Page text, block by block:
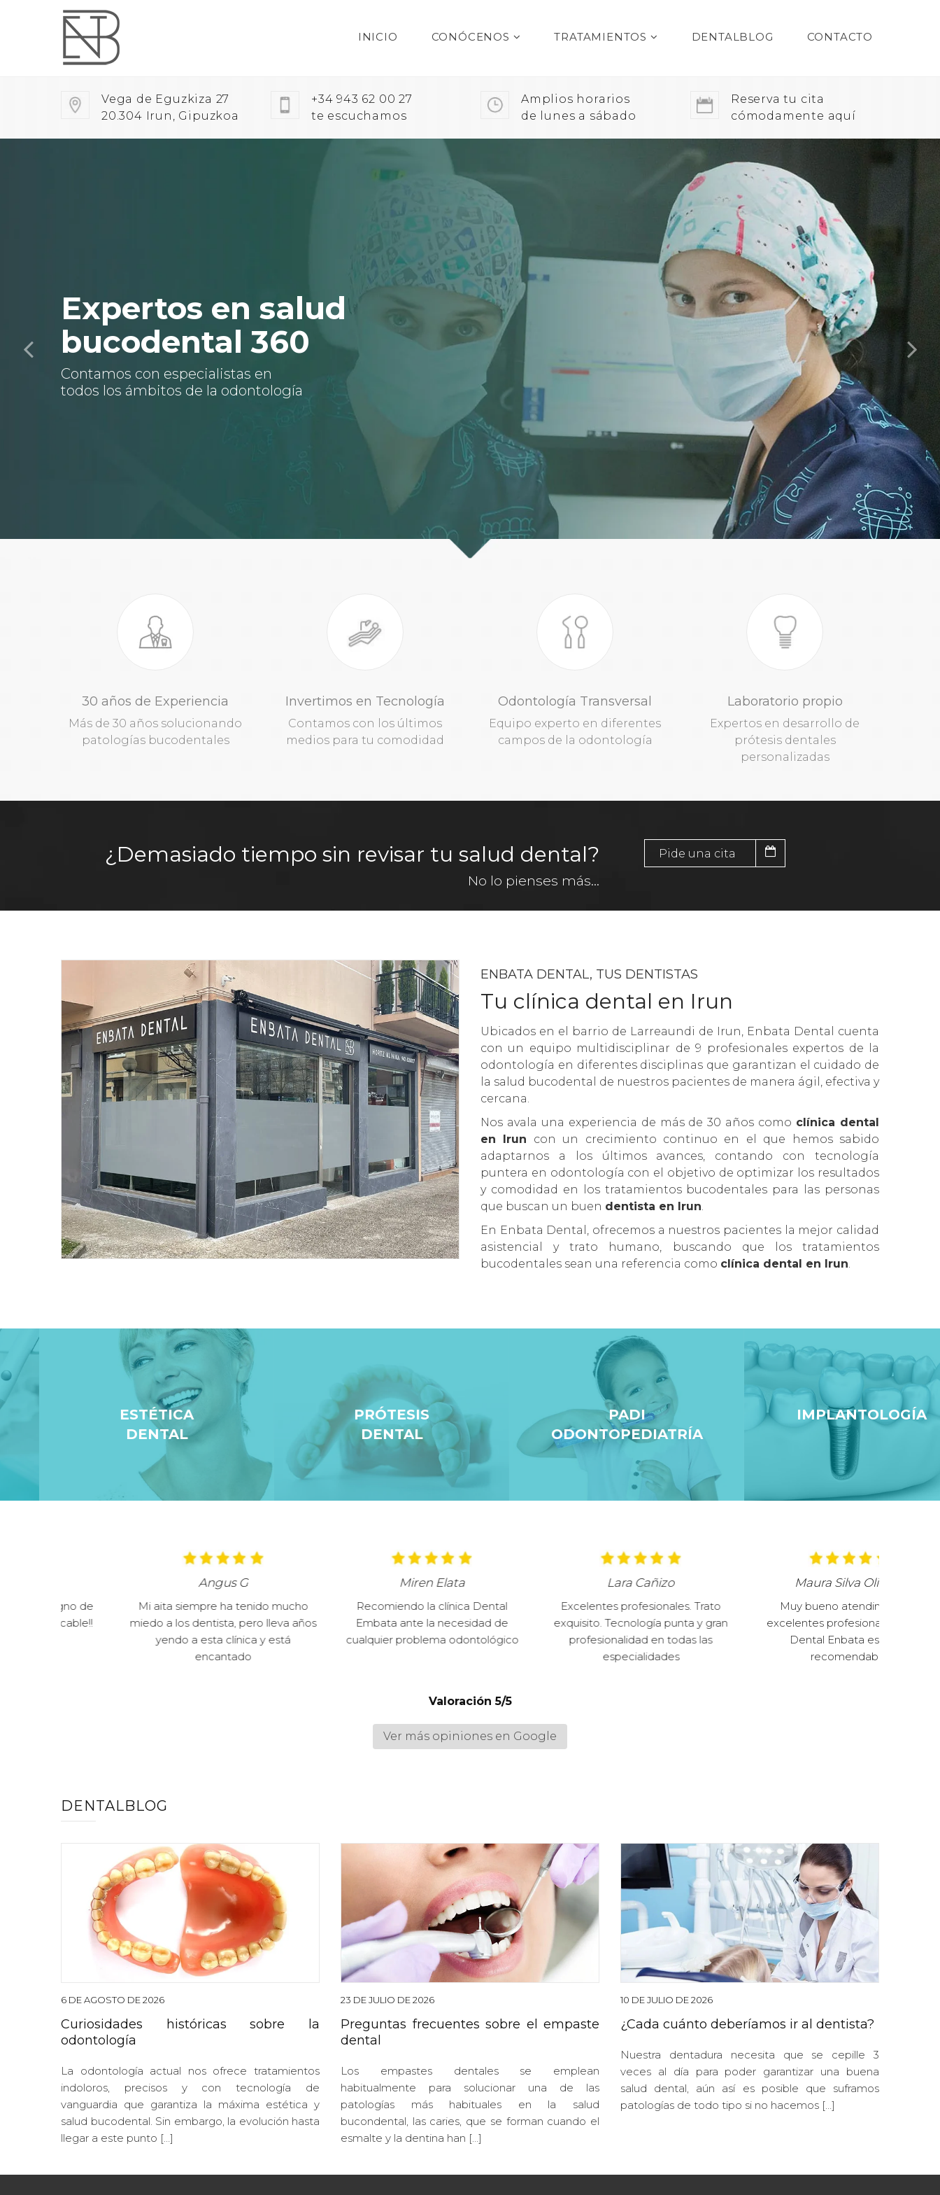
INICIO CONÓCENOS TRATAMIENTOS DENTALBLOG CONTACTO
Vega de Eguzkiza 27
20.304 Irun, Gipuzkoa
+34 943 62 00 27
te escuchamos
Amplios horarios
de lunes a sábado
Reserva tu cita
cómodamente aquí
Expertos en salud
bucodental 360
Contamos con especialistas en
todos los ámbitos de la odontología
30 años de Experiencia
Más de 30 años solucionando
patologías bucodentales
Invertimos en Tecnología
Contamos con los últimos
medios para tu comodidad
Odontología Transversal
Equipo experto en diferentes
campos de la odontología
Laboratorio propio
Expertos en desarrollo de
prótesis dentales
personalizadas
¿Demasiado tiempo sin revisar tu salud dental?
No lo pienses más...
Pide una cita
ENBATA DENTAL, TUS DENTISTAS
Tu clínica dental en Irun
Ubicados en el barrio de Larreaundi de Irun, Enbata Dental cuenta
con un equipo multidisciplinar de 9 profesionales expertos de la
odontología en diferentes disciplinas que garantizan el cuidado de
la salud bucodental de nuestros pacientes de manera ágil, efectiva y
cercana.
Nos avala una experiencia de más de 30 años como clínica dental
en Irun con un crecimiento continuo en el que hemos sabido
adaptarnos a los últimos avances, contando con tecnología
puntera en odontología con el objetivo de optimizar los resultados
y comodidad en los tratamientos bucodentales para las personas
que buscan un buen dentista en Irun.
En Enbata Dental, ofrecemos a nuestros pacientes la mejor calidad
asistencial y trato humano, buscando que los tratamientos
bucodentales sean una referencia como clínica dental en Irun.
ESTÉTICA
DENTAL
PRÓTESIS
DENTAL
PADI
ODONTOPEDIATRÍA
IMPLANTOLOGÍA
Mi aita siempre ha tenido mucho
miedo a los dentista, pero lleva años
yendo a esta clínica y está
Recomiendo la clínica Dental
Embata ante la necesidad de
cualquier problema odontológico
Lara Cañizo
Excelentes profesionales. Trato
exquisito. Tecnología punta y gran
profesionalidad en todas las
especialidades
Maura Silva Oliveira
Muy bueno atendimiento y
excelentes profesionales. Clínica
Dental Enbata es súper
recomendable.
Valoración 5/5
Ver más opiniones en Google
DENTALBLOG
6 DE AGOSTO DE 2026
Curiosidades históricas sobre la
odontología
La odontología actual nos ofrece tratamientos
indoloros, precisos y con tecnología de
vanguardia que garantiza la máxima estética y
salud bucodental. Sin embargo, la evolución hasta
llegar a este punto […]
23 DE JULIO DE 2026
Preguntas frecuentes sobre el empaste
dental
Los empastes dentales se emplean
habitualmente para solucionar una de las
patologías más habituales en la salud
bucondental, las caries, que se forman cuando el
esmalte y la dentina han […]
10 DE JULIO DE 2026
¿Cada cuánto deberíamos ir al dentista?
Nuestra dentadura necesita que se cepille 3
veces al día para poder garantizar una buena
salud dental, aún así es posible que suframos
patologías de todo tipo si no hacemos […]